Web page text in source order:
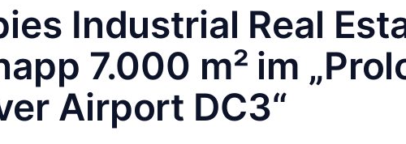
Industrial Real
7.000 m² im
Airport DC3“